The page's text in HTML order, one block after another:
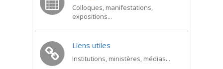
Colloques, manifestations,
expositions...
Liens utiles
Institutions, ministères, médias...